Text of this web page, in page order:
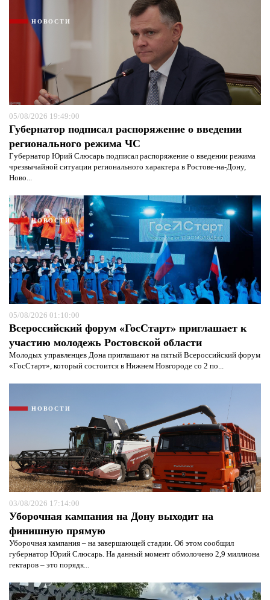
НОВОСТИ
05/08/2026 19:49:00
Губернатор подписал распоряжение о введении
регионального режима ЧС
Губернатор Юрий Слюсарь подписал распоряжение о введении режима
чрезвычайной ситуации регионального характера в Ростове-на-Дону,
Ново...
НОВОСТИ
05/08/2026 01:10:00
Всероссийский форум «ГосСтарт» приглашает к
участию молодежь Ростовской области
Молодых управленцев Дона приглашают на пятый Всероссийский форум
«ГосСтарт», который состоится в Нижнем Новгороде со 2 по...
НОВОСТИ
03/08/2026 17:14:00
Уборочная кампания на Дону выходит на
финишную прямую
Уборочная кампания – на завершающей стадии. Об этом сообщил
губернатор Юрий Слюсарь. На данный момент обмолочено 2,9 миллиона
гектаров – это порядк...
Я согласен сполитикой конфиденциальности и
защиты информации*
Я согласен сполитикой конфиденциальности и
защиты информации*